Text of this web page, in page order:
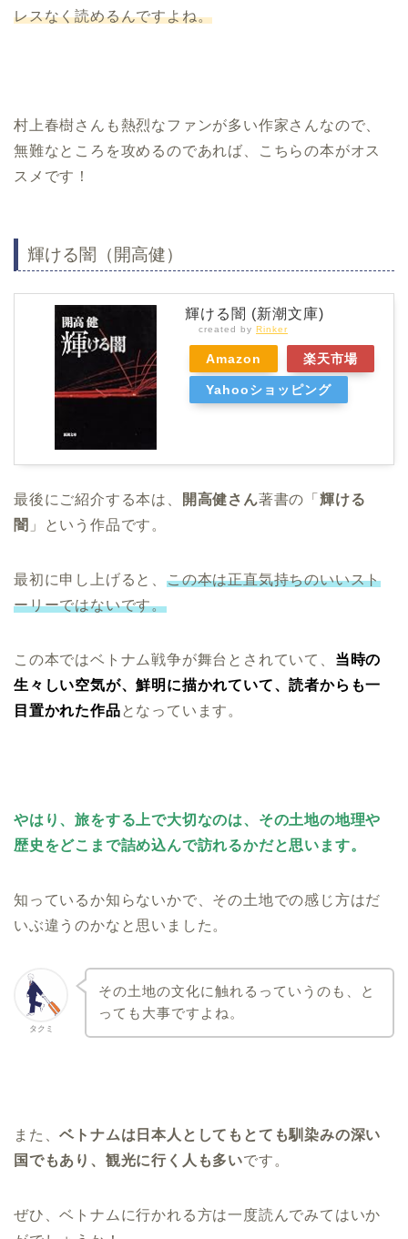
レスなく読めるんですよね。
村上春樹さんも熱烈なファンが多い作家さんなので、
無難なところを攻めるのであれば、こちらの本がオス
スメです！
輝ける闇（開高健）
輝ける闇 (新潮文庫)
created by Rinker
Amazon 楽天市場
Yahooショッピング
最後にご紹介する本は、 開高健さん著書の「輝ける
闇 」という作品です。
最初に申し上げると、 この本は正直気持ちのいいスト
ーリーではないです。
この本ではベトナム戦争が舞台とされていて、 当時の
生々しい空気が、鮮明に描かれていて、読者からも一
目置かれた作品となっています。
やはり、旅をする上で大切なのは、その土地の地理や
歴史をどこまで詰め込んで訪れるかだと思います。
知っているか知らないかで、その土地での感じ方はだ
いぶ違うのかなと思いました。
タクミ
その土地の文化に触れるっていうのも、と
っても大事ですよね。
また、ベトナムは日本人としてもとても馴染みの深い
国でもあり、観光に行く人も多いです。
ぜひ、ベトナムに行かれる方は一度読んでみてはいか